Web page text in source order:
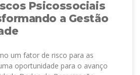
Psicossociais
a Gestão
um fator de risco para as
oportunidade para o avanço